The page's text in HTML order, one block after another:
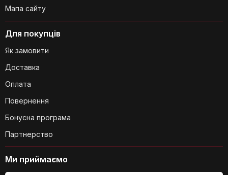
Чи підходять ці кошики для маленької
Чи легко виймати мішки для білизни
Для покупців
Як замовити
Доставка
Оплата
Повернення
Бонусна програма
Партнерство
Мапа сайту
Ми приймаємо